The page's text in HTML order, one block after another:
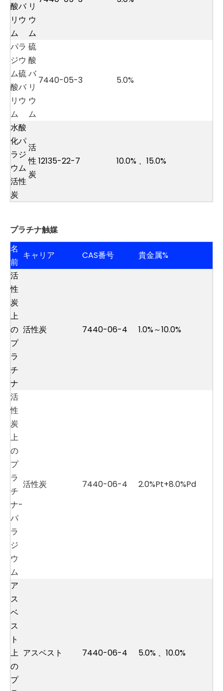
酸バ
リウ
ム
リ
ウ
ム
パラ
ジウ
ム硫
酸バ
リウ
ム
硫
酸
バ
リ
ウ
ム
7440-05-3 5.0%
水酸
化パ
ラジ
ウム
活性
炭
活
性
炭
12135-22-7 10.0% 、 15.0%
プラチナ触媒
名
前
キャリア CAS番号
貴金属%
活
性
炭
上
の
プ
ラ
チ
ナ
活性炭 7440-06-4 1.0%～10.0%
活
性
炭
上
の
プ
ラ
チ
ナ-
パ
ラ
ジ
ウ
ム
活性炭 7440-06-4 2.0%Pt+8.0%Pd
ア
ス
ベ
ス
ト
上
の
プ
アスベスト 7440-06-4 5.0% 、 10.0%